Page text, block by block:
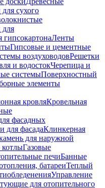
сухого
Ленты
Гипсовые и цементные
воздуховодовРешетки
и водостокЧерепица и
системыПоверхностный
элементы
кровляКровельная
фасадных
для фасадаКлинкерная
для наружной
Газовые
печиБанные
батареиТеплый
Управление
для отопительного